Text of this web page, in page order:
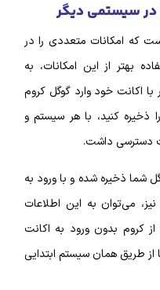
که امکانات متعددی را در
بهتر از این امکانات، به
اکانت خود وارد گوگل کروم
ذخیره کنید، با هر سیستم و
دسترسی داشت.
شما ذخیره شده و با ورود به
می‌توان به این اطلاعات
کروم بدون ورود به اکانت
از طریق همان سیستم ابتدایی